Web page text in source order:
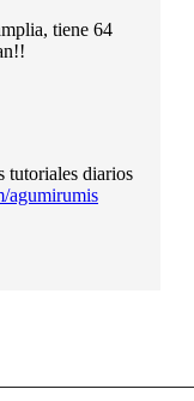
tiene 64
tutoriales diarios
agumirumis